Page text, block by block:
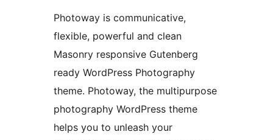
Photoway is communicative,
flexible, powerful and clean
Masonry responsive Gutenberg
ready WordPress Photography
theme. Photoway, the multipurpose
photography WordPress theme
helps you to unleash your